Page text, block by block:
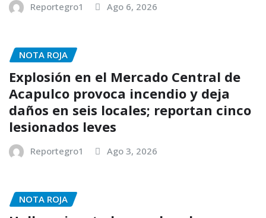
Reportegro1 Ago 6, 2026
NOTA ROJA
Explosión en el Mercado Central de
Acapulco provoca incendio y deja
daños en seis locales; reportan cinco
lesionados leves
Reportegro1 Ago 3, 2026
NOTA ROJA